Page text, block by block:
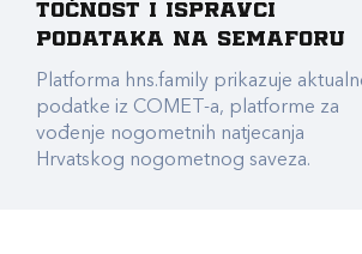
točnost i ispravci
podataka na Semaforu
Platforma hns.family prikazuje
podatke iz COMET-a, platforme za
vođenje nogometnih natjecanja
Hrvatskog nogometnog saveza.